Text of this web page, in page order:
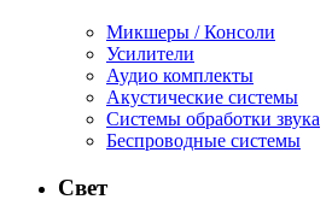
Микшеры / Консоли
Усилители
Аудио комплекты
Акустические системы
Системы обработки звука
Беспроводные системы
Свет